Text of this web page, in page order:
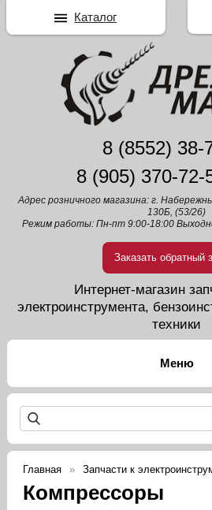
8 (8552) 38-
8 (905) 370-72-
Адрес розничного магазина: г.
130Б, (53/26)
Режим работы: Пн-пт 9:00-18:00
Заказать обратный
Интернет-магазин
электроинструмента,
техники
Главная Запчасти к
Компрессоры
Каталог